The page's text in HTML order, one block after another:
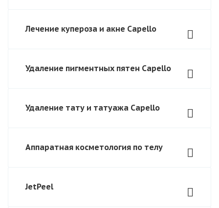
Лечение купероза и акне Capello
Удаление пигментных пятен Capello
Удаление тату и татуажа Capello
Аппаратная косметология по телу
JetPeel